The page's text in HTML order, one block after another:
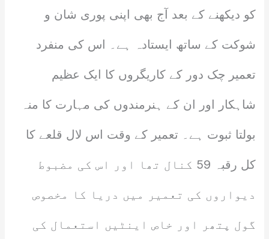
کو دیکھنے کے بعد آج بھی اپنی پوری شان و
شوکت کے ساتھ ایستادہ ہے۔ اس کی منفرد
تعمیر چک دور کے کاریگروں کا ایک عظیم
شاہکار اور ان کے ہنرمندوں کی مہارت کا منہ
بولتا ثبوت ہے۔ تعمیر کے وقت اس لال قلعے کا
کل رقبہ 59 کنال تھا اور اس کی مضبوط
دیواروں کی تعمیر میں دریا کا مخصوص
گول پتھر اور خاص اینٹیں استعمال کی